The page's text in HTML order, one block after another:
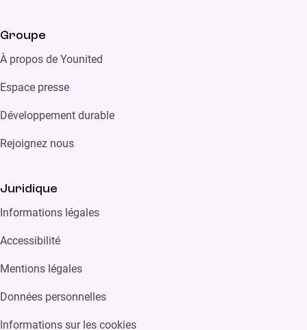
Groupe
À propos de Younited
Espace presse
Développement durable
Rejoignez nous
Juridique
Informations légales
Accessibilité
Mentions légales
Données personnelles
Informations sur les cookies